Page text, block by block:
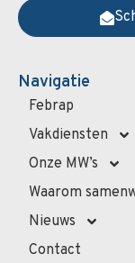
Navigatie
Febrap
Vakdiensten
Onze MW’s
Waarom
Nieuws
Contact